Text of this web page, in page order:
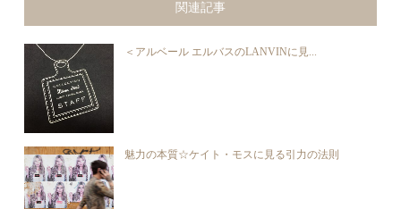
関連記事
＜アルベール エルバスのLANVINに見...
魅力の本質☆ケイト・モスに見る引力の法則